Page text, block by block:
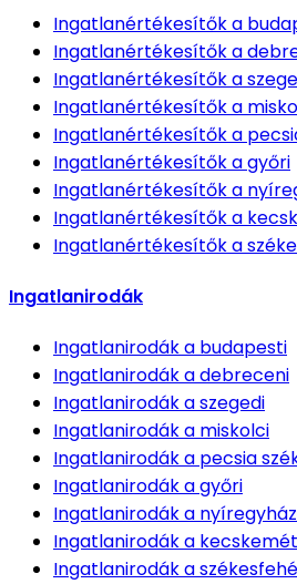
Ingatlanértékesítőka
Ingatlanértékesítőka
Ingatlanértékesítőka
Ingatlanértékesítőka
Ingatlanértékesítőka
Ingatlanértékesítőka győri
Ingatlanértékesítőka
Ingatlanértékesítőka
Ingatlanértékesítőka
Ingatlanirodák
Ingatlanirodáka budapesti
Ingatlanirodáka debreceni
Ingatlanirodáka szegedi
Ingatlanirodáka miskolci
Ingatlanirodáka pecsia
Ingatlanirodáka győri
Ingatlanirodáka
Ingatlanirodáka kecskemét
Ingatlanirodáka